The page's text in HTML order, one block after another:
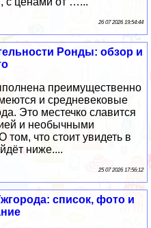
26 07 2026 19:54:44
Ронды: обзор и
преимущественно
и средневековые
Это местечко славится
и необычными
том, что стоит увидеть в
ниже....
25 07 2026 17:56:12
список, фото и